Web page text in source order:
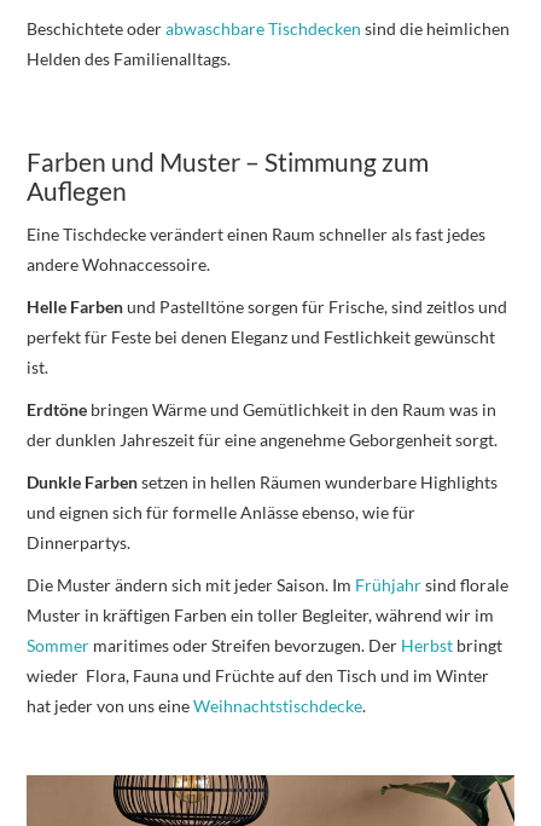
Beschichtete oderabwaschbare Tischdecken sind die heimlichen
Helden des Familienalltags.
Farben und Muster – Stimmung zum
Auflegen
Eine Tischdecke verändert einen Raum schneller als fast jedes
andere Wohnaccessoire.
Helle Farbenund Pastelltöne sorgen für Frische, sind zeitlos und
perfekt für Feste bei denen Eleganz und Festlichkeit gewünscht
ist.
Erdtöne bringen Wärme und Gemütlichkeit in den Raum was in
der dunklen Jahreszeit für eine angenehme Geborgenheit sorgt.
Dunkle Farbensetzen in hellen Räumen wunderbare Highlights
und eignen sich für formelle Anlässe ebenso, wie für
Dinnerpartys.
Die Muster ändern sich mit jeder Saison. Im Frühjahrsind florale
Muster in kräftigen Farben ein toller Begleiter, während wir im
Sommer maritimes oder Streifen bevorzugen. Der Herbst bringt
wieder Flora, Fauna und Früchte auf den Tisch und im Winter
hat jeder von uns eineWeihnachtstischdecke.